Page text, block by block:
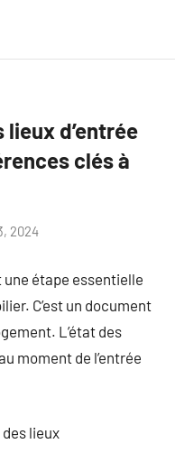
lieux d’entrée
clés à
2024
une étape essentielle
C’est un document
L’état des
moment de l’entrée
lieux